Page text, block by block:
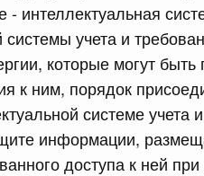
интеллектуальная
системы учета и
которые могут
к ним, порядок
системе
информации,
доступа к ней
Российской
Федерации от